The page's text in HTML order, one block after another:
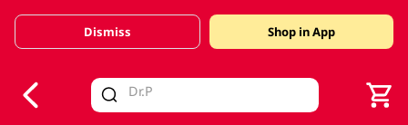
Valid Until 30 June 2026
Dismiss Shop in App